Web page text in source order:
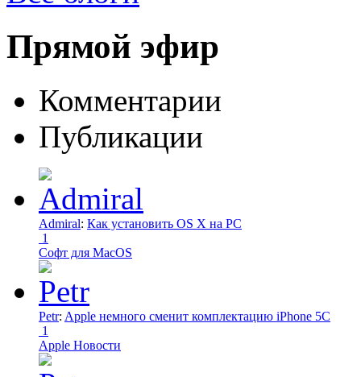
Прямой эфир
Комментарии
Публикации
Admiral: Как установить OS X на PC
1
Софт для MacOS
Petr: Apple немного сменит комплектацию iPhone 5C
1
Apple Новости